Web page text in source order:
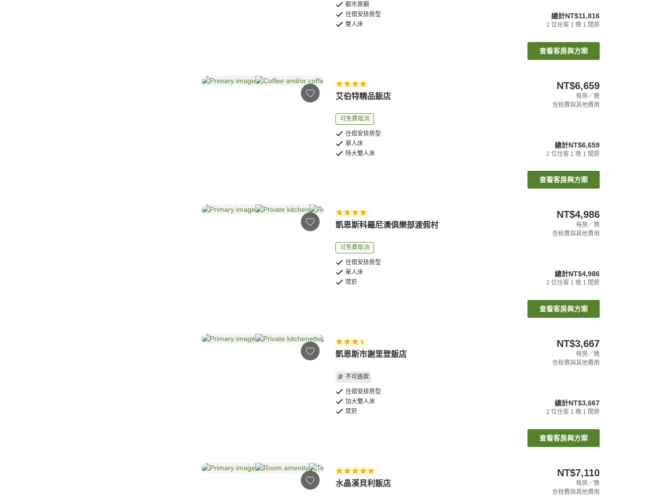
都市景觀
住宿安排房型
雙人床
總計NT$11,816
2 位住客 1 晚 1 間房
查看客房與方案
艾伯特精品飯店
可免費取消
住宿安排房型
單人床
特大雙人床
NT$6,659
每房／晚
含稅費與其他費用
總計NT$6,659
2 位住客 1 晚 1 間房
查看客房與方案
凱恩斯科羅尼澳俱樂部渡假村
可免費取消
住宿安排房型
單人床
禁菸
NT$4,986
每房／晚
含稅費與其他費用
總計NT$4,986
2 位住客 1 晚 1 間房
查看客房與方案
凱恩斯市謝里登飯店
不可退款
住宿安排房型
加大雙人床
禁菸
NT$3,667
每房／晚
含稅費與其他費用
總計NT$3,667
2 位住客 1 晚 1 間房
查看客房與方案
水晶溪貝利飯店
NT$7,110
每房／晚
含稅費與其他費用